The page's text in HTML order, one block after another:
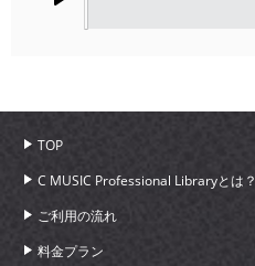
TOP
C MUSIC Professional Libraryとは？
ご利用の流れ
料金プラン